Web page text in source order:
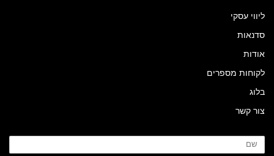
ליווי עסקי
סדנאות
אודות
לקוחות מספרים
בלוג
צור קשר
שם